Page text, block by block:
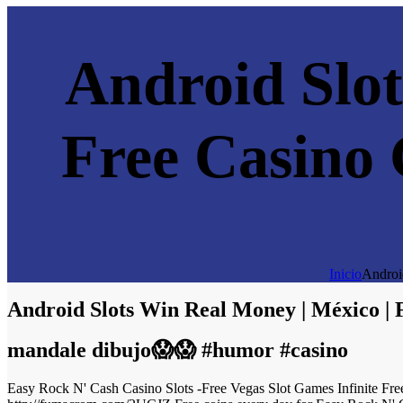
Android
Free Casino
Inicio
Android Slots Win Real Money | México |
mandale dibujo😱😱 #humor #casino
Easy Rock N' Cash Casino Slots -Free Vegas Slot Games Infinite